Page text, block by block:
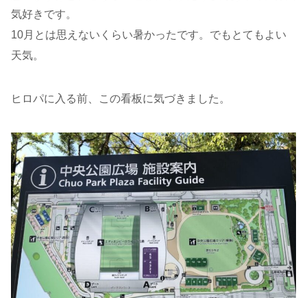
気好きです。
10月とは思えないくらい暑かったです。でもとてもよい
天気。
ヒロパに入る前、この看板に気づきました。